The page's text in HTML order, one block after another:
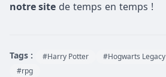
notre site de temps en temps !
Tags : #Harry Potter #Hogwarts Legacy
#rpg